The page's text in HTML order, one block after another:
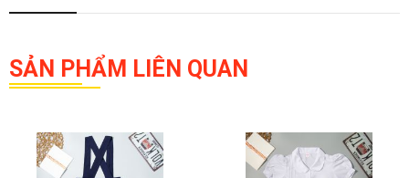
SẢN PHẨM LIÊN QUAN